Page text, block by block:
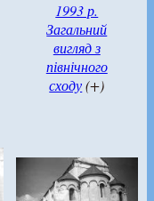
1993 р.
Загальний
вигляд з
північного
сходу(+)